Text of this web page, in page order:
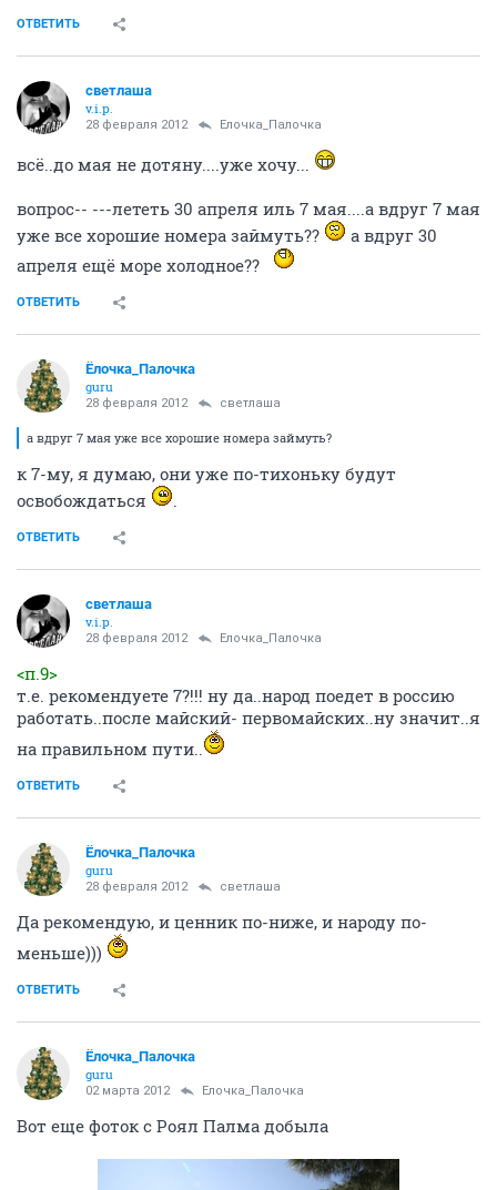
ОТВЕТИТЬ
светлаша
v.i.p.
28 февраля 2012 Ёлочка_Палочка
всё..до мая не дотяну....уже хочу...
вопрос-- ---лететь 30 апреля иль 7 мая....а вдруг 7 мая
уже все хорошие номера займуть??
а вдруг 30
апреля ещё море холодное??
ОТВЕТИТЬ
Ёлочка_Палочка
guru
28 февраля 2012 светлаша
а вдруг 7 мая уже все хорошие номера займуть?
к 7-му, я думаю, они уже по-тихоньку будут
освобождаться
.
ОТВЕТИТЬ
светлаша
v.i.p.
28 февраля 2012 Ёлочка_Палочка
<п.9>
т.е. рекомендуете 7?!!! ну да..народ поедет в россию
работать..после майский- первомайских..ну значит..я
на правильном пути..
ОТВЕТИТЬ
Ёлочка_Палочка
guru
28 февраля 2012 светлаша
Да рекомендую, и ценник по-ниже, и народу по-
меньше)))
ОТВЕТИТЬ
Ёлочка_Палочка
guru
02 марта 2012 Ёлочка_Палочка
Вот еще фоток с Роял Палма добыла